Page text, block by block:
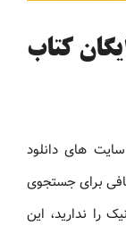
کتاب
های دانلود
برای جستجوی
را ندارید، این